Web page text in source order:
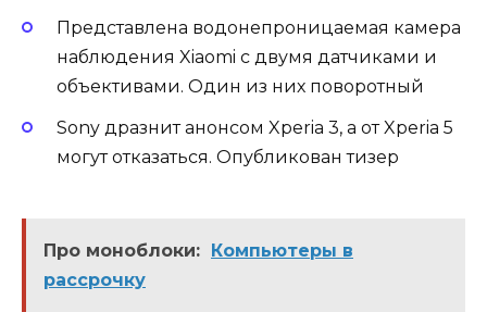
Представлена водонепроницаемая камера
наблюдения Xiaomi с двумя датчиками и
объективами. Один из них поворотный
Sony дразнит анонсом Xperia 3, а от Xperia 5
могут отказаться. Опубликован тизер
Про моноблоки: Компьютеры в
рассрочку